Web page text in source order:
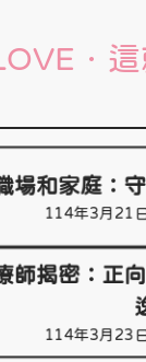
．
場和家庭：
114年3月21
師揭密：正
114年3月23